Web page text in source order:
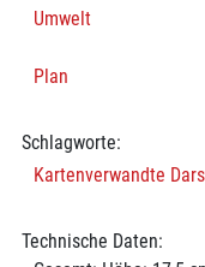
Umwelt
Plan
Schlagworte:
Kartenverwandte
Technische Daten: